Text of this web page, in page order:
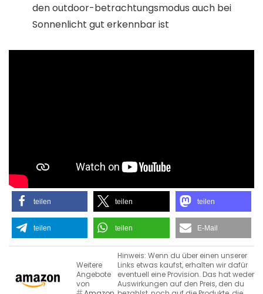
den outdoor-betrachtungsmodus auch bei
Sonnenlicht gut erkennbar ist
teilen teilen teilen
teilen teilen E-Mail
Weitere
Angebote
von
Hinweis: Wenn du über einen unserer
Links etwas kaufst, erhalten wir dafür
eventuell eine Provision. Das hat weder
Auswirkungen auf den Preis, den du